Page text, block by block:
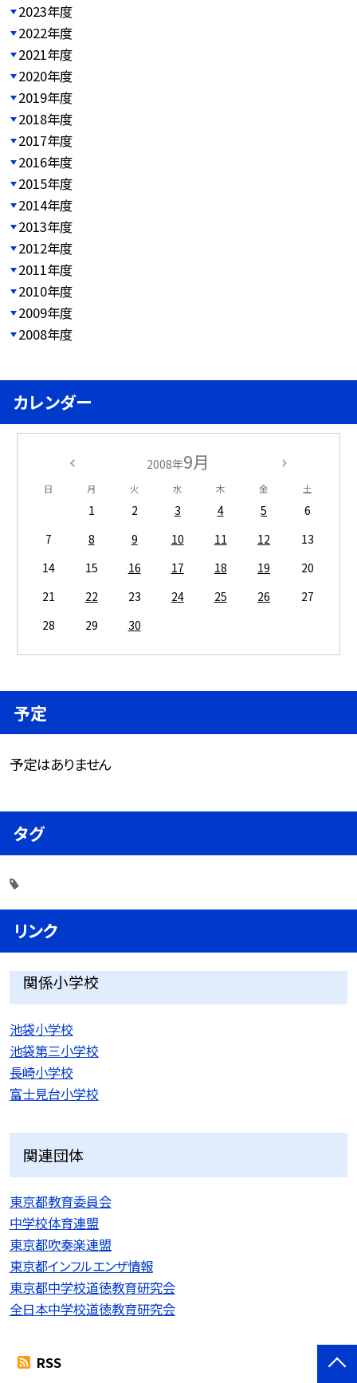
2023年度
2022年度
2021年度
2020年度
2019年度
2018年度
2017年度
2016年度
2015年度
2014年度
2013年度
2012年度
2011年度
2010年度
2009年度
2008年度
カレンダー
2008年9月
日 月 火 水 木 金 土
1 2 3 4 5
6
7
8 9 10 11 12
13
14
15 16 17 18 19
20
21
22 23 24 25 26
27
28
29 30
予定
予定はありません
タグ
リンク
関係小学校
池袋小学校
池袋第三小学校
長崎小学校
富士見台小学校
関連団体
東京都教育委員会
中学校体育連盟
東京都吹奏楽連盟
東京都インフルエンザ情報
東京都中学校道徳教育研究会
全日本中学校道徳教育研究会
RSS